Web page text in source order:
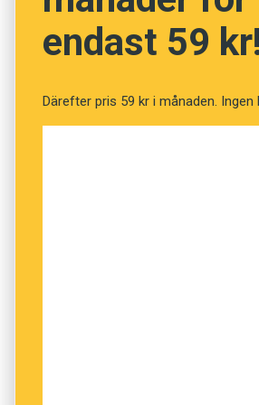
endast 59
Därefter pris 59 kr i månaden. Ingen